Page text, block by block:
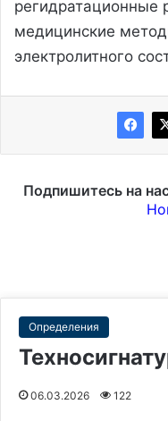
регидратационные
медицинские
электролитного
Подпишитесь на